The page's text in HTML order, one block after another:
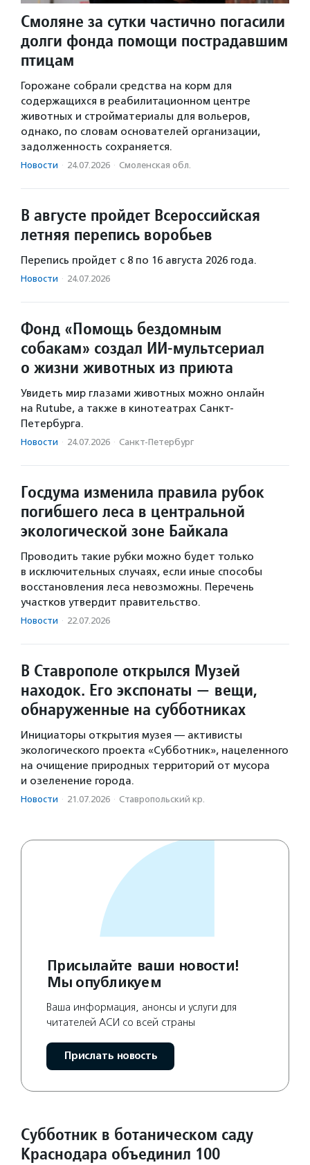
Смоляне за сутки частично погасили
долги фонда помощи пострадавшим
птицам
Горожане собрали средства на корм для
содержащихся в реабилитационном центре
животных и стройматериалы для вольеров,
однако, по словам основателей организации,
задолженность сохраняется.
Новости · 24.07.2026 · Смоленская обл.
В августе пройдет Всероссийская
летняя перепись воробьев
Перепись пройдет с 8 по 16 августа 2026 года.
Новости · 24.07.2026
Фонд «Помощь бездомным
собакам» создал ИИ‑мультсериал
о жизни животных из приюта
Увидеть мир глазами животных можно онлайн
на Rutube, а также в кинотеатрах Санкт-
Петербурга.
Новости · 24.07.2026 · Санкт-Петербург
Госдума изменила правила рубок
погибшего леса в центральной
экологической зоне Байкала
Проводить такие рубки можно будет только
в исключительных случаях, если иные способы
восстановления леса невозможны. Перечень
участков утвердит правительство.
Новости · 22.07.2026
В Ставрополе открылся Музей
находок. Его экспонаты — вещи,
обнаруженные на субботниках
Инициаторы открытия музея — активисты
экологического проекта «Субботник», нацеленного
на очищение природных территорий от мусора
и озеленение города.
Новости · 21.07.2026 · Ставропольский кр.
Присылайте ваши новости!
Мы опубликуем
Ваша информация, анонсы и услуги для
читателей АСИ со всей страны
Прислать новость
Субботник в ботаническом саду
Краснодара объединил 100